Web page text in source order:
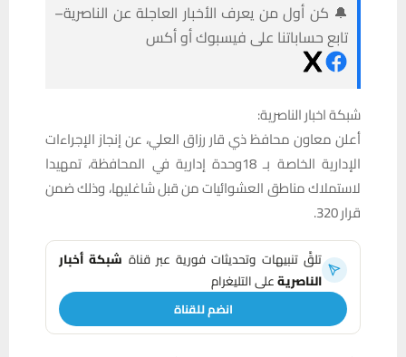
🔔 كن أول من يعرف الأخبار العاجلة عن الناصرية–
تابع حساباتنا على فيسبوك أو أكس
شبكة اخبار الناصرية:
أعلن معاون محافظ ذي قار رزاق العلي، عن إنجاز الإجراءات
الإدارية الخاصة بـ 18وحدة إدارية في المحافظة، تمهيدا
لاستملاك مناطق العشوائيات من قبل شاغليها، وذلك ضمن
قرار 320.
تلقَّ تنبيهات وتحديثات فورية عبر قناة شبكة أخبار
الناصريةعلى التليغرام
انضم للقناة